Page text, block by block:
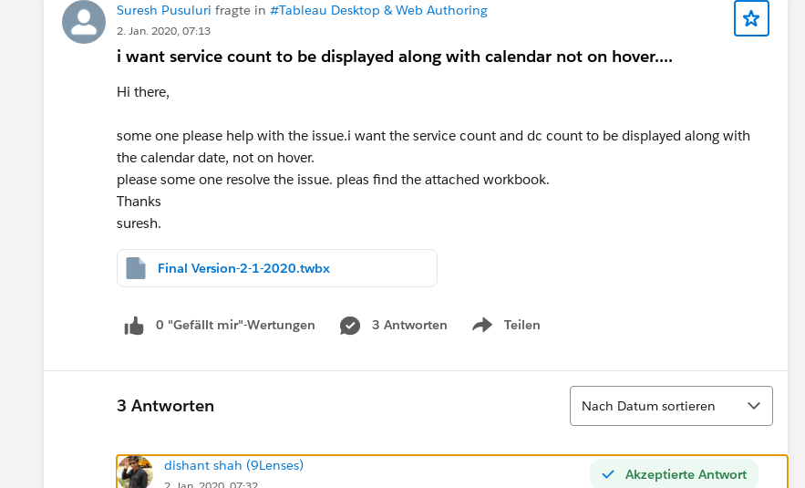
Suresh Pusuluri fragte in #Tableau Desktop & Web Authoring
2. Jan. 2020, 07:13
i want service count to be displayed along with calendar not on hover....
Hi there,
some one please help with the issue.i want the service count and dc count to be displayed along with
the calendar date, not on hover.
please some one resolve the issue. pleas find the attached workbook.
Thanks
suresh.
Final Version-2-1-2020.twbx
0 "Gefällt mir"-Wertungen 3 Antworten Teilen
Show menu
3 Antworten
Sortieren
Nach Datum sortieren
Akzeptierte Antwort
dishant shah (9Lenses)